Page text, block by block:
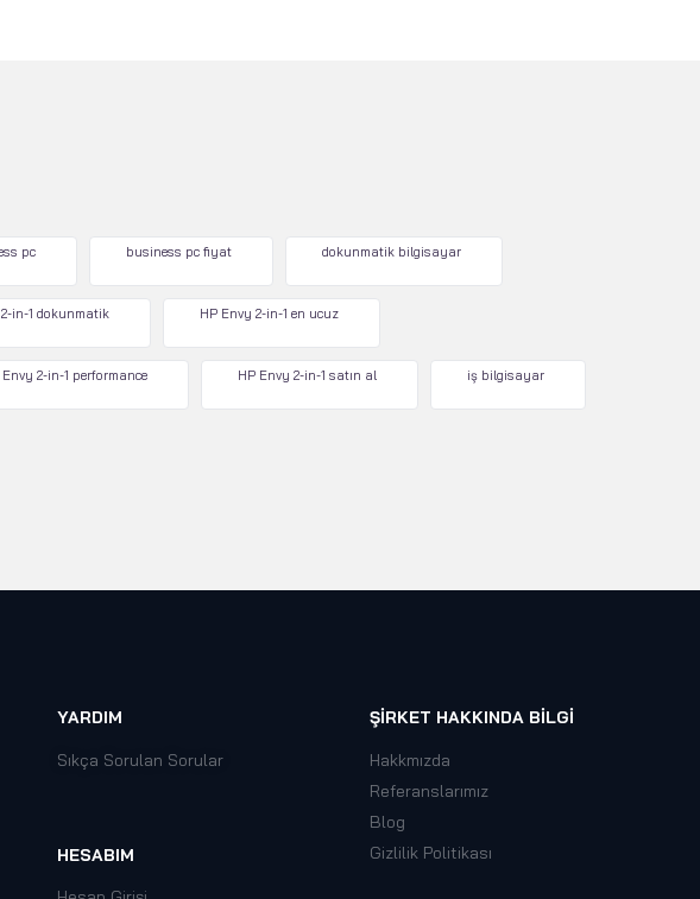
pc business pc fiyat dokunmatik bilgisayar
in-1 dokunmatik HP Envy 2-in-1 en ucuz
Envy 2-in-1 performance HP Envy 2-in-1 satın al iş bilgisayar
YARDIM
Sıkça Sorulan Sorular
HESABIM
ŞIRKET HAKKINDA BILGI
Hakkmızda
Referanslarımız
Blog
Gizlilik Politikası